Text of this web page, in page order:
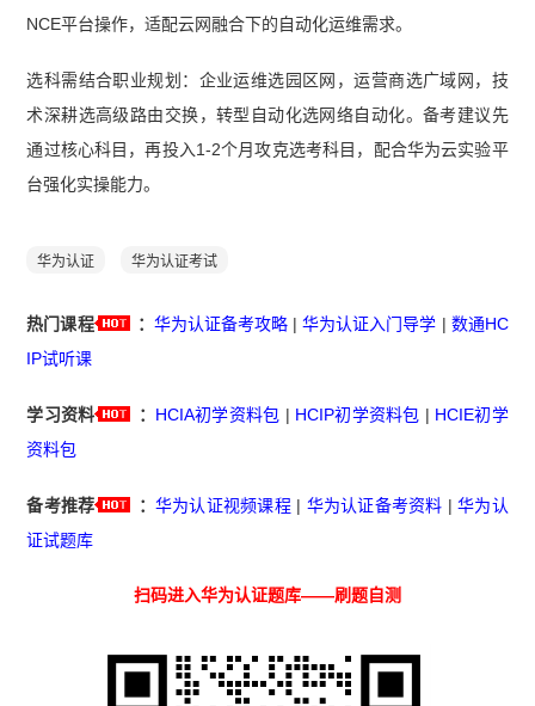
NCE平台操作，适配云网融合下的自动化运维需求。
选科需结合职业规划：企业运维选园区网，运营商选广域网，技
术深耕选高级路由交换，转型自动化选网络自动化。备考建议先
通过核心科目，再投入1‑2个月攻克选考科目，配合华为云实验平
台强化实操能力。
华为认证 华为认证考试
热门课程 ： 华为认证备考攻略 |华为认证入门导学 | 数通HC
IP试听课
学习资料 ： HCIA初学资料包 | HCIP初学资料包 | HCIE初学
资料包
备考推荐 ： 华为认证视频课程| 华为认证备考资料 |华为认
证试题库
扫码进入华为认证题库——刷题自测